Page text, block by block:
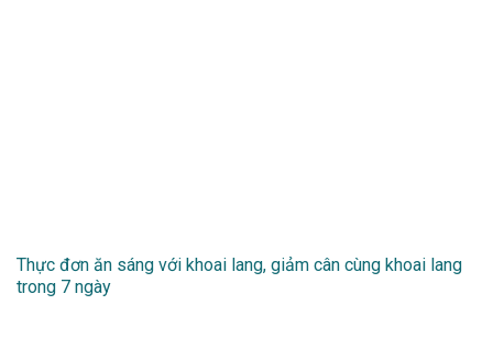
Thực đơn ăn sáng với khoai lang, giảm cân cùng khoai lang
trong 7 ngày